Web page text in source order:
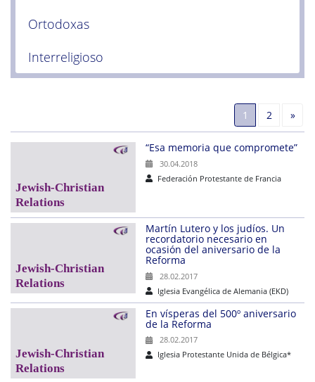
Ortodoxas
Interreligioso
1 2 »
“Esa memoria que compromete”
30.04.2018
Federación Protestante de Francia
Martín Lutero y los judíos. Un
recordatorio necesario en
ocasión del aniversario de la
Reforma
28.02.2017
Iglesia Evangélica de Alemania (EKD)
En vísperas del 500º aniversario
de la Reforma
28.02.2017
Iglesia Protestante Unida de Bélgica*